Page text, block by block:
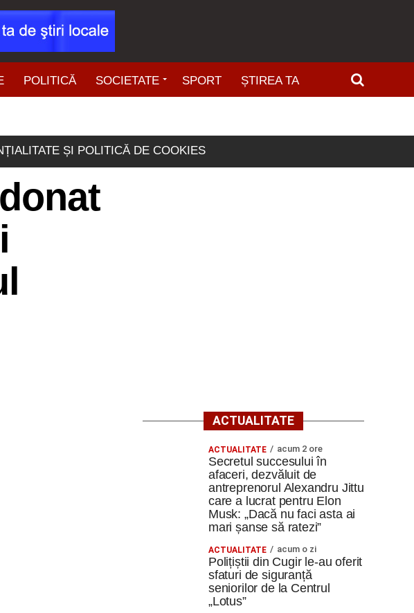
POLITICĂ SOCIETATE SPORT ȘTIREA TA
ȘI POLITICĂ DE COOKIES
ACTUALITATE
ACTUALITATE acum 2 ore
Secretul succesului în
afaceri, dezvăluit de
antreprenorul Alexandru Jittu
care a lucrat pentru Elon
Musk: „Dacă nu faci asta ai
mari șanse să ratezi”
ACTUALITATE acum o zi
Polițiștii din Cugir le-au oferit
sfaturi de siguranță
seniorilor de la Centrul
„Lotus”